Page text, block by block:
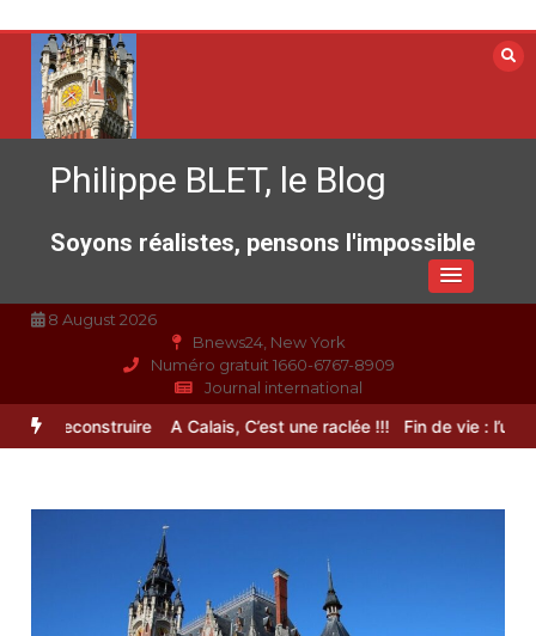
contenu
Philippe BLET, le Blog
Soyons réalistes, pensons l'impossible
8 August 2026
Bnews24, New York
Numéro gratuit 1660-6767-8909
Journal international
à reconstruire A Calais, C’est une raclée !!! Fin de vie : l’ultime